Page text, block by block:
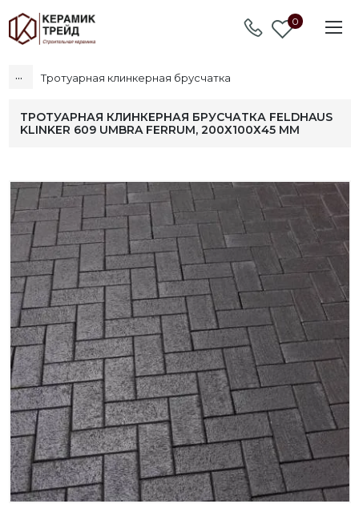
0
... Тротуарная клинкерная брусчатка
ТРОТУАРНАЯ КЛИНКЕРНАЯ БРУСЧАТКА FELDHAUS
KLINKER 609 UMBRA FERRUM, 200Х100Х45 ММ